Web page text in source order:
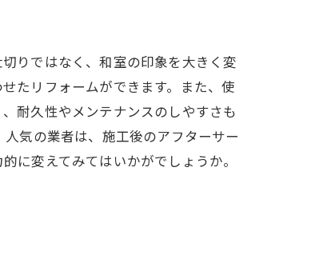
りではなく、和室の印象を大きく変
たリフォームができます。また、使
耐久性やメンテナンスのしやすさも
気の業者は、施工後のアフターサー
に変えてみてはいかがでしょうか。